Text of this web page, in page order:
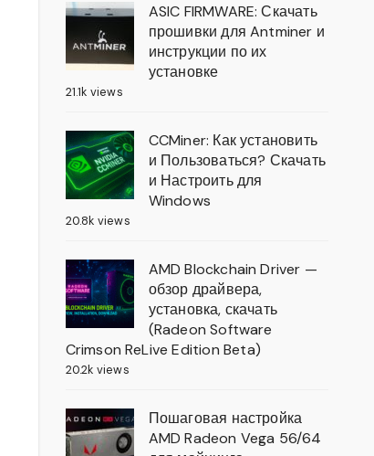
ASIC FIRMWARE: Скачать
прошивки для Antminer и
инструкции по их
установке
21.1k views
CCMiner: Как установить
и Пользоваться? Скачать
и Настроить для
Windows
20.8k views
AMD Blockchain Driver —
обзор драйвера,
установка, скачать
(Radeon Software
Crimson ReLive Edition Beta)
20.2k views
Пошаговая настройка
AMD Radeon Vega 56/64